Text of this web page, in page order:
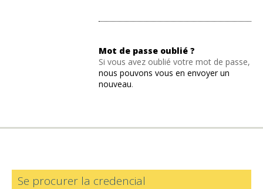
Mot de passe oublié ?
Si vous avez oublié votre mot de passe,
nous pouvons vous en envoyer un
nouveau.
Se procurer la credencial